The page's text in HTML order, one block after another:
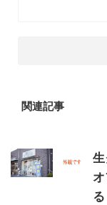
関連記事
る